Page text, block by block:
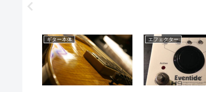
ギター本体 エフェクター